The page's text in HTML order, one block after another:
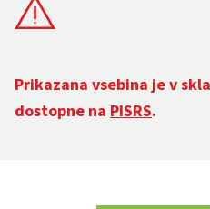
Prikazana vsebina je v
dostopne na PISRS.